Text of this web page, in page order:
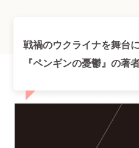
戦禍のウクライナを舞台
『ペンギンの憂鬱』の著